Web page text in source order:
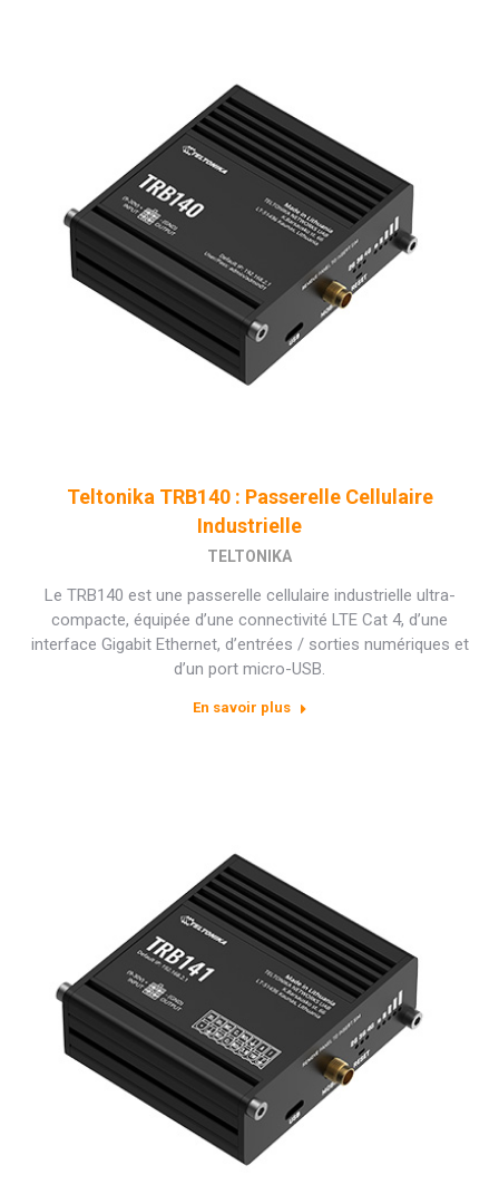
Teltonika TRB140 : Passerelle Cellulaire
Industrielle
TELTONIKA
Le TRB140 est une passerelle cellulaire industrielle ultra-
compacte, équipée d’une connectivité LTE Cat 4, d’une
interface Gigabit Ethernet, d’entrées / sorties numériques et
d’un port micro-USB.
En savoir plus